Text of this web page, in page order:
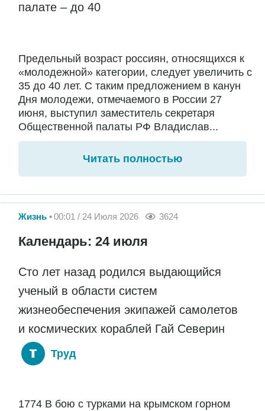
палате – до 40
Предельный возраст россиян, относящихся к
«молодежной» категории, следует увеличить с
35 до 40 лет. С таким предложением в канун
Дня молодежи, отмечаемого в России 27
июня, выступил заместитель секретаря
Общественной палаты РФ Владислав...
Читать полностью
Жизнь 00:01 / 24 Июля 2026 3624
Календарь: 24 июля
Сто лет назад родился выдающийся
ученый в области систем
жизнеобеспечения экипажей самолетов
и космических кораблей Гай Северин
Труд
1774 В бою с турками на крымском горном